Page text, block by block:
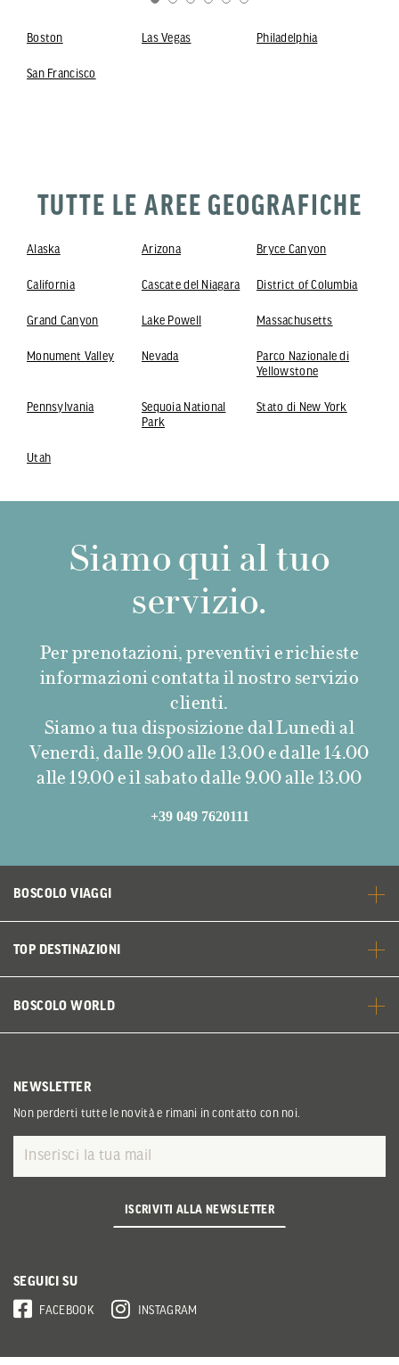
Boston Las Vegas Philadelphia
San Francisco
TUTTE LE AREE GEOGRAFICHE
Alaska Arizona Bryce Canyon
California Cascate del Niagara District of Columbia
Grand Canyon Lake Powell Massachusetts
Monument Valley Nevada
Parco Nazionale di
Yellowstone
Pennsylvania
Sequoia National
Park
Stato di New York
Utah
Siamo qui al tuo
servizio.
Per prenotazioni, preventivi e richieste
informazioni contatta il nostro servizio
clienti.
Siamo a tua disposizione dal Lunedì al
Venerdì, dalle 9.00 alle 13.00 e dalle 14.00
alle 19.00 e il sabato dalle 9.00 alle 13.00
+39 049 7620111
BOSCOLO VIAGGI
TOP DESTINAZIONI
BOSCOLO WORLD
NEWSLETTER
Non perderti tutte le novità e rimani in contatto con noi.
ISCRIVITI ALLA NEWSLETTER
SEGUICI SU
FACEBOOK INSTAGRAM